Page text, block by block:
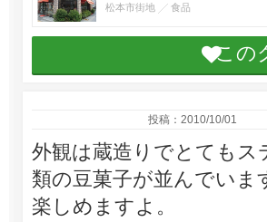
松本市街地 食品
この
投稿：2010/10/01
外観は蔵造りでとてもス
類の豆菓子が並んでいま
楽しめますよ。